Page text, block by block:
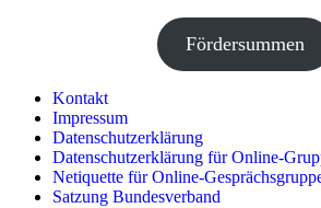
Fördersummen
Kontakt
Impressum
Datenschutzerklärung
Datenschutzerklärung für Online-
Netiquette für Online-
Satzung Bundesverband